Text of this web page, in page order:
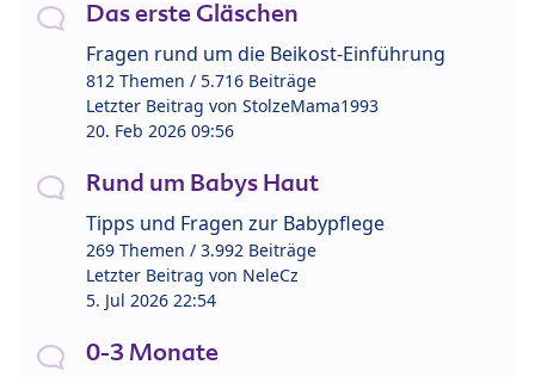
Das erste Gläschen
Fragen rund um die Beikost-Einführung
812 Themen / 5.716 Beiträge
Letzter Beitrag von StolzeMama1993
20. Feb 2026 09:56
Rund um Babys Haut
Tipps und Fragen zur Babypflege
269 Themen / 3.992 Beiträge
Letzter Beitrag von NeleCz
5. Jul 2026 22:54
0-3 Monate